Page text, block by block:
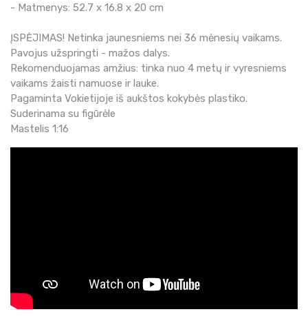
- Matmenys: 52.7 x 16.8 x 20 cm
ĮSPĖJIMAS! Netinka jaunesniems nei 36 mėnesių vaikams.
Pavojus užspringti - mažos dalys.
Rekomenduojamas amžius: tinka nuo 4 metų ir vyresniems
vaikams žaisti namuose ir lauke.
Pagaminta Vokietijoje iš aukštos kokybės plastiko.
Suderinama su figūrėle
Mastelis 1:16